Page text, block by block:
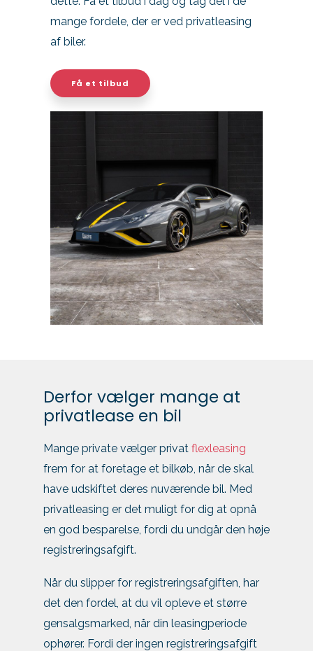
mange fordele, der er ved privatleasing
af biler.
Få et tilbud
Derfor vælger mange at
privatlease en bil
Mange private vælger privat flexleasing
frem for at foretage et bilkøb, når de skal
have udskiftet deres nuværende bil. Med
privatleasing er det muligt for dig at opnå
en god besparelse, fordi du undgår den høje
registreringsafgift.
Når du slipper for registreringsafgiften, har
det den fordel, at du vil opleve et større
gensalgsmarked, når din leasingperiode
ophører. Fordi der ingen registreringsafgift